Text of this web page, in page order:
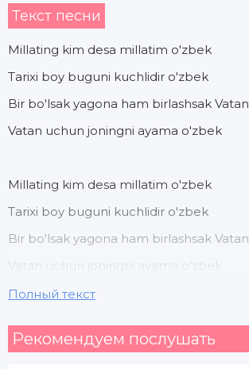
Текст песни
Millating kim desa millatim o'zbek
Tarixi boy buguni kuchlidir o'zbek
Bir bo'lsak yagona ham birlashsak Vatan
Vatan uchun joningni ayama o'zbek
Millating kim desa millatim o'zbek
Tarixi boy buguni kuchlidir o'zbek
Bir bo'lsak yagona ham birlashsak Vatan
Vatan uchun joningni ayama o'zbek
O'zbekiston adoyingman adoying
Полный текст
Рекомендуем послушать